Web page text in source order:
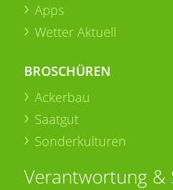
Apps
Wetter Aktuell
BROSCHÜREN
Ackerbau
Saatgut
Sonderkulturen
Verantwortung &